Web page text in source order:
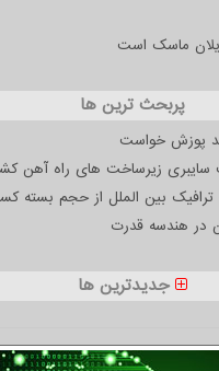
ماسک است
پربحث ترین ها
پوزش خواست
زیرساخت های راه آهن
ترافیک بین الملل از حجم بسته
در هندسه قدرت
جدیدترین ها